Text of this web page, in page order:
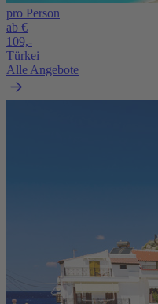
pro Person
ab €
109,-
Türkei
Alle Angebote